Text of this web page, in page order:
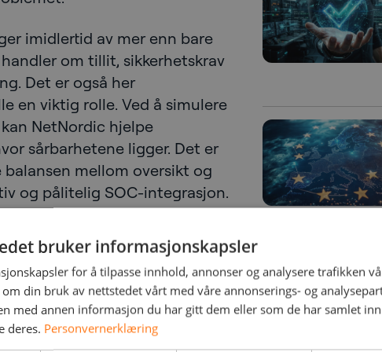
imidlertid av mer enn bare
om tillit, sikkerhetskrav
Det er også her
en viktig rolle. Ved å simulere
NetNordic hjelpe
sårbarhetene ligger. Det er
mellom oversikt og
og pålitelig SOC-integrasjon.
på en effektiv måte trenger
systemer. Men denne
I de fleste tilfeller er
bruker informasjonskapsler
for å tilpasse innhold, annonser og analysere trafikken
din bruk av nettstedet vårt med våre annonserings- og
med annen informasjon du har gitt dem eller som de har samlet
deres. Personvernerklæring